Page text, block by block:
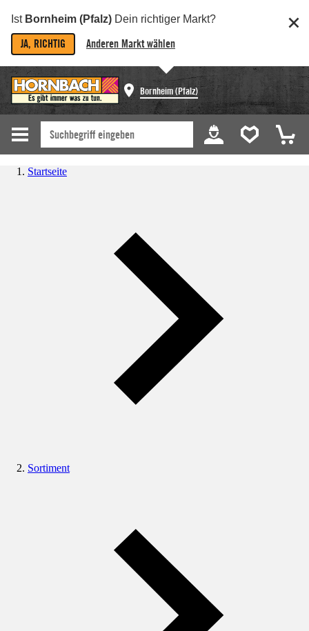
Ist Bornheim (Pfalz) Dein richtiger Markt?
JA, RICHTIG Anderen Markt wählen
Bornheim (Pfalz)
Startseite
Sortiment